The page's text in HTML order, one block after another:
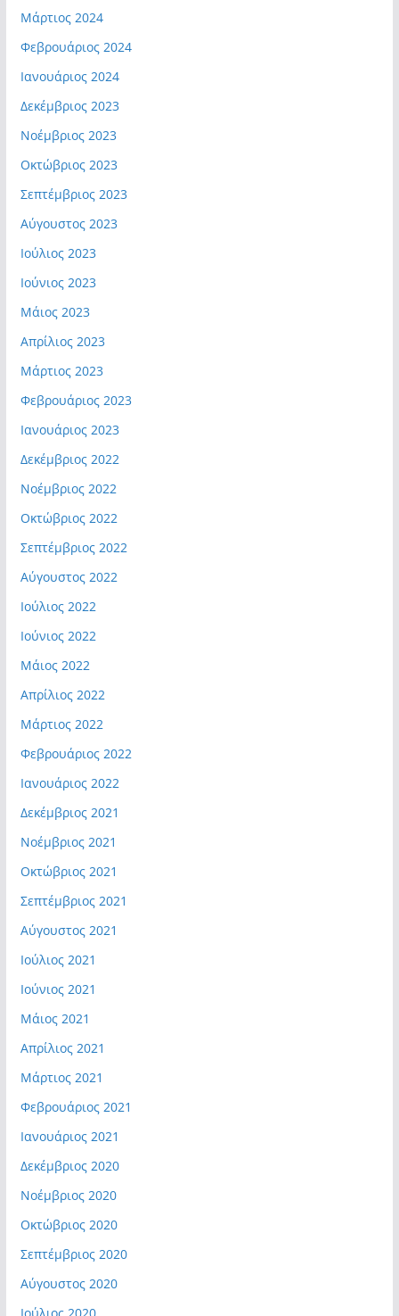
Μάρτιος 2024
Φεβρουάριος 2024
Ιανουάριος 2024
Δεκέμβριος 2023
Νοέμβριος 2023
Οκτώβριος 2023
Σεπτέμβριος 2023
Αύγουστος 2023
Ιούλιος 2023
Ιούνιος 2023
Μάιος 2023
Απρίλιος 2023
Μάρτιος 2023
Φεβρουάριος 2023
Ιανουάριος 2023
Δεκέμβριος 2022
Νοέμβριος 2022
Οκτώβριος 2022
Σεπτέμβριος 2022
Αύγουστος 2022
Ιούλιος 2022
Ιούνιος 2022
Μάιος 2022
Απρίλιος 2022
Μάρτιος 2022
Φεβρουάριος 2022
Ιανουάριος 2022
Δεκέμβριος 2021
Νοέμβριος 2021
Οκτώβριος 2021
Σεπτέμβριος 2021
Αύγουστος 2021
Ιούλιος 2021
Ιούνιος 2021
Μάιος 2021
Απρίλιος 2021
Μάρτιος 2021
Φεβρουάριος 2021
Ιανουάριος 2021
Δεκέμβριος 2020
Νοέμβριος 2020
Οκτώβριος 2020
Σεπτέμβριος 2020
Αύγουστος 2020